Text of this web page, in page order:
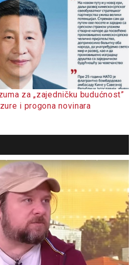
za „zajedničku budućnost”
i progona novinara